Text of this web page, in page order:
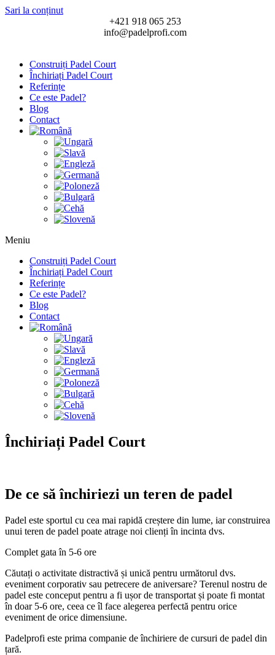
Sari la conținut
+421 918 065 253
info@padelprofi.com
Construiți Padel Court
Închiriați Padel Court
Referințe
Ce este Padel?
Blog
Contact
Meniu
Construiți Padel Court
Închiriați Padel Court
Referințe
Ce este Padel?
Blog
Contact
Închiriați Padel Court
De ce să închiriezi un teren de padel
Padel este sportul cu cea mai rapidă creștere din lume, iar construirea
unui teren de padel poate atrage noi clienți în incinta dvs.
Complet gata în 5-6 ore
Căutați o activitate distractivă și unică pentru următorul dvs.
eveniment corporativ sau petrecere de aniversare? Terenul nostru de
padel este conceput pentru a fi ușor de transportat și poate fi montat
în doar 5-6 ore, ceea ce îl face alegerea perfectă pentru orice
eveniment de orice dimensiune.
Padelprofi este prima companie de închiriere de cursuri de padel din
țară.